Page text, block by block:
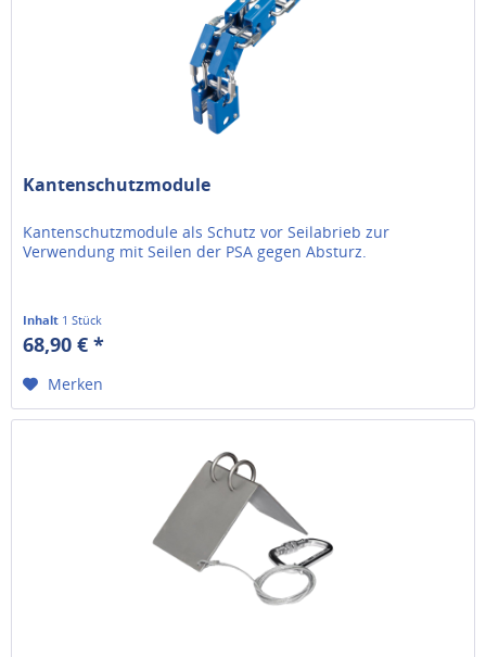
Kantenschutzmodule
Kantenschutzmodule als Schutz vor Seilabrieb zur
Verwendung mit Seilen der PSA gegen Absturz.
Inhalt 1 Stück
68,90 € *
Merken